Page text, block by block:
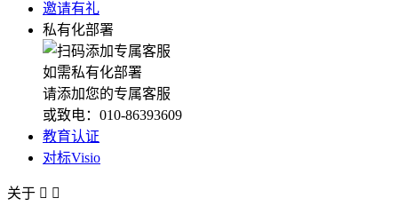
邀请有礼
私有化部署
如需私有化部署
请添加您的专属客服
或致电：010-86393609
教育认证
对标Visio
关于  